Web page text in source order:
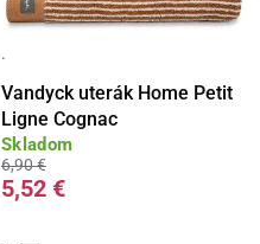
·
Vandyck uterák Home Petit
Ligne Cognac
Skladom
6,90 €
5,52 €